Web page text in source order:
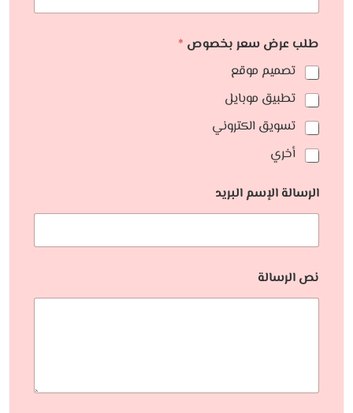
طلب عرض سعر بخصوص *
تصميم موقع
تطبيق موبايل
تسويق الكتروني
أخري
الرسالة الإسم البريد
نص الرسالة